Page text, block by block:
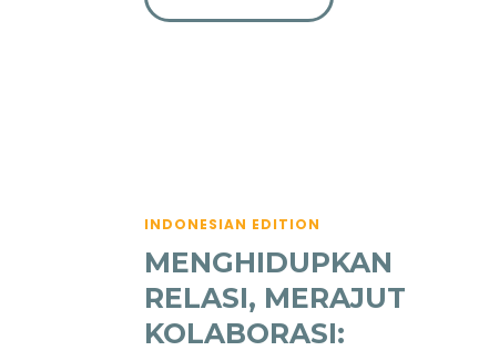
INDONESIAN EDITION
MENGHIDUPKAN
RELASI, MERAJUT
KOLABORASI: